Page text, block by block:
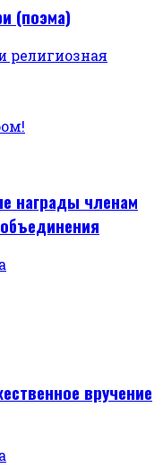
(поэма)
религиозная
награды членам
вручение